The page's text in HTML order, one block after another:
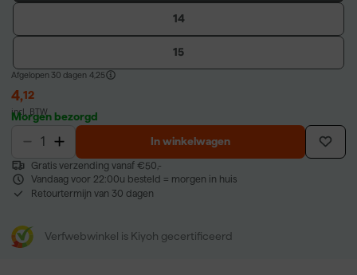
14
15
Afgelopen 30 dagen 4,25
4,12
incl. BTW
Morgen bezorgd
In winkelwagen
Gratis verzending vanaf €50,-
Vandaag voor 22:00u besteld = morgen in huis
Retourtermijn van 30 dagen
Verfwebwinkel is Kiyoh gecertificeerd